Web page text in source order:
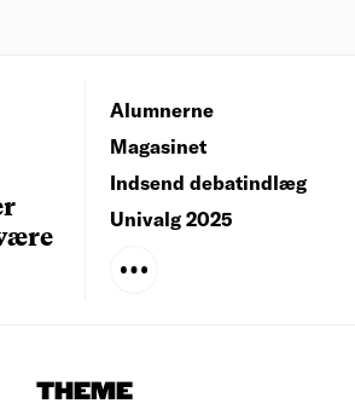
Alumnerne
Magasinet
Indsend debatindlæg
Univalg 2025
THEME